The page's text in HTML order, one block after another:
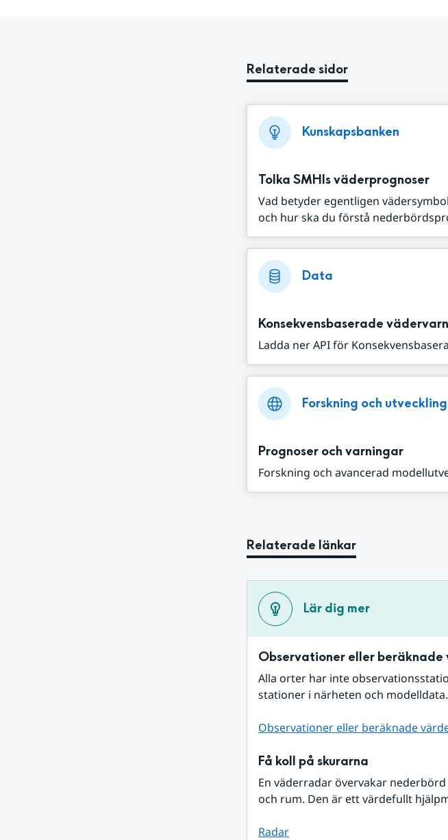
Relaterade sidor
Kunskapsbanken
Tolka SMHIs väderprognoser
Vad betyder egentligen
och hur ska du förstå
Data
Konsekvensbaserade
Ladda ner API för
Forskning och utveckling
Prognoser och varningar
Forskning och avancerad
Relaterade länkar
Lär dig mer
Observationer eller beräknade
Alla orter har inte
stationer i närheten och modelldata.
Observationer eller beräknade
Få koll på skurarna
En väderradar övervakar
och rum. Den är ett värdefullt
Radar